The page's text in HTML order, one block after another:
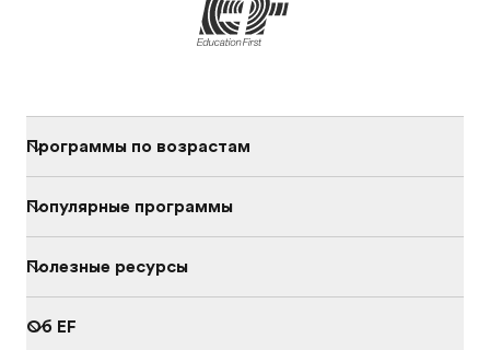
Программы по возрастам
Популярные программы
Полезные ресурсы
Об EF